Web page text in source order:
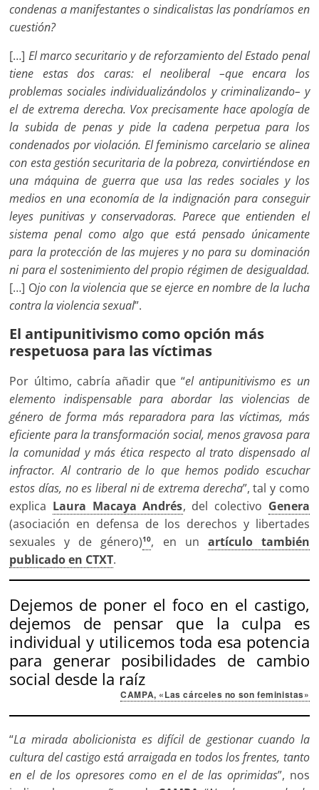
condenas a manifestantes o sindicalistas las pondríamos en
cuestión?
[…] El marco securitario y de reforzamiento del Estado penal
tiene estas dos caras: el neoliberal –que encara los
problemas sociales individualizándolos y criminalizando– y
el de extrema derecha. Vox precisamente hace apología de
la subida de penas y pide la cadena perpetua para los
condenados por violación. El feminismo carcelario se alinea
con esta gestión securitaria de la pobreza, convirtiéndose en
una máquina de guerra que usa las redes sociales y los
medios en una economía de la indignación para conseguir
leyes punitivas y conservadoras. Parece que entienden el
sistema penal como algo que está pensado únicamente
para la protección de las mujeres y no para su dominación
ni para el sostenimiento del propio régimen de desigualdad.
[…] Ojo con la violencia que se ejerce en nombre de la lucha
contra la violencia sexual”.
El antipunitivismo como opción más
respetuosa para las víctimas
Por último, cabría añadir que “el antipunitivismo es un
elemento indispensable para abordar las violencias de
género de forma más reparadora para las víctimas, más
eficiente para la transformación social, menos gravosa para
la comunidad y más ética respecto al trato dispensado al
infractor. Al contrario de lo que hemos podido escuchar
estos días, no es liberal ni de extrema derecha”, tal y como
explica Laura Macaya Andrés, del colectivo Genera
(asociación en defensa de los derechos y libertades
sexuales y de género)10, en un artículo también
publicado en CTXT.
Dejemos de poner el foco en el castigo,
dejemos de pensar que la culpa es
individual y utilicemos toda esa potencia
para generar posibilidades de cambio
social desde la raíz
CAMPA, «Las cárceles no son feministas»
“La mirada abolicionista es difícil de gestionar cuando la
cultura del castigo está arraigada en todos los frentes, tanto
en el de los opresores como en el de las oprimidas”, nos